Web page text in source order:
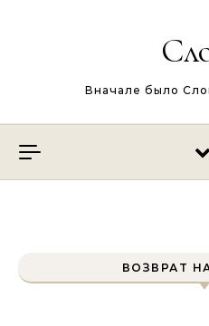
Вначале было
ВОЗВРАТ